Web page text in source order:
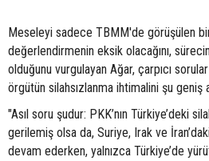
Meseleyi sadece TBMM'de görüşülen
değerlendirmenin eksik olacağını,
olduğunu vurgulayan Ağar, çarpıcı
örgütün silahsızlanma ihtimalini şu geniş
"Asıl soru şudur: PKK’nın Türkiye’deki
gerilemiş olsa da, Suriye, Irak ve
devam ederken, yalnızca Türkiye’de